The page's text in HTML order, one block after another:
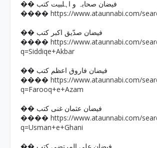
�� فیضان صحابہ و اہلبیت کتب
���� https://www.ataunnabi.com/
�� فیضان صدّیق اکبر کتب
���� https://www.ataunnabi.com/
q=Siddiqe+Akbar
�� فیضان فاروق اعظم کتب
���� https://www.ataunnabi.com/
q=Farooq+e+Azam
�� فیضان عثمان غنی کتب
���� https://www.ataunnabi.com/
q=Usman+e+Ghani